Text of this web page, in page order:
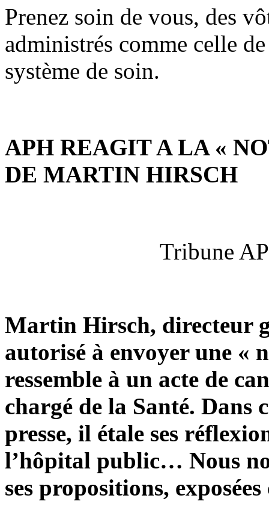
Prenez soin de vous, des
administrés comme celle
système de soin.
APH REAGIT A LA «
DE MARTIN HIRSCH
Tribune
Martin Hirsch, directeur
autorisé à envoyer une «
ressemble à un acte de
chargé de la Santé. Dans
presse, il étale ses
l’hôpital public… Nous
ses propositions,